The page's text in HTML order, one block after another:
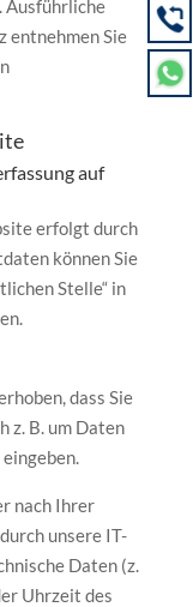
Ausführliche
entnehmen Sie
auf
erfolgt durch
können Sie
Stelle“ in
dass Sie
z. B. um Daten
nach Ihrer
unsere IT-
Daten (z.
Uhrzeit des